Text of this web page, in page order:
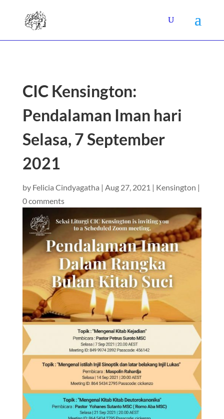
CIC Kensington:
Pendalaman Iman hari
Selasa, 7 September
2021
by Felicia Cindyagatha | Aug 27, 2021 | Kensington |
0 comments